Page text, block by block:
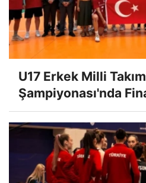
U17 Erkek Milli
Şampiyonası'nda